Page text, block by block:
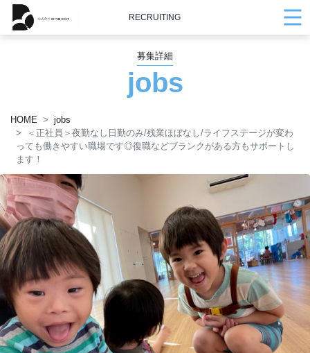
RECRUITING
募集詳細
jobs
HOME
jobs
＜正社員＞夜勤なし日勤のみ/残業ほぼなし/ライフステージが変わ
っても働きやすい職場です◎復職などブランクがある方もサポートし
ます！